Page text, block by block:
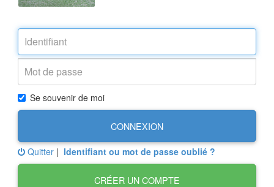
Se souvenir de moi
CONNEXION
Quitter | Identifiant ou mot de passe oublié ?
CRÉER UN COMPTE